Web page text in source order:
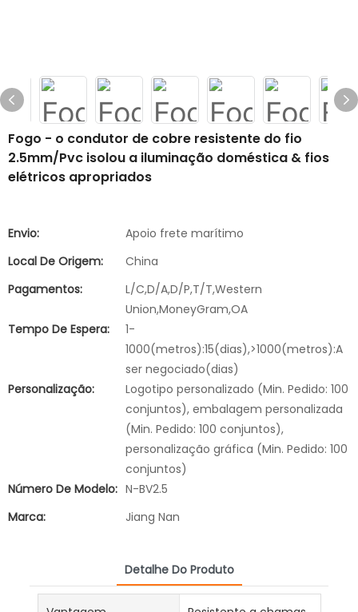
Fogo - o condutor de cobre resistente do fio
2.5mm/Pvc isolou a iluminação doméstica & fios
elétricos apropriados
Envio:
Apoio frete marítimo
Local De Origem:
China
Pagamentos:
L/C,D/A,D/P,T/T,Western
Union,MoneyGram,OA
Tempo De Espera:
1-
1000(metros):15(dias),>1000(metros):A
ser negociado(dias)
Personalização:
Logotipo personalizado (Min. Pedido: 100
conjuntos), embalagem personalizada
(Min. Pedido: 100 conjuntos),
personalização gráfica (Min. Pedido: 100
conjuntos)
Número De Modelo: N-BV2.5
Marca:
Jiang Nan
Detalhe Do Produto